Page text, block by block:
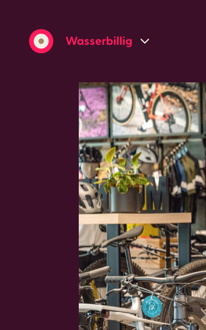
Wasserbillig
Grevenmacher